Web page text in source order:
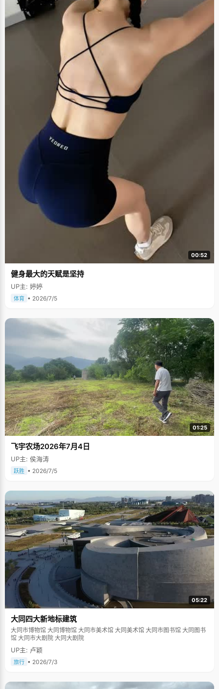
00:52
健身最大的天赋是坚持
UP主: 婷婷
体育 • 2026/7/5
01:25
飞宇农场2026年7月4日
UP主: 侯海涛
跃胜 • 2026/7/5
05:22
大同四大新地标建筑
大同市博物馆 大同博物馆 大同市美术馆 大同美术馆 大同市图书馆 大同图书
馆 大同市大剧院 大同大剧院
UP主: 卢颖
旅行 • 2026/7/3